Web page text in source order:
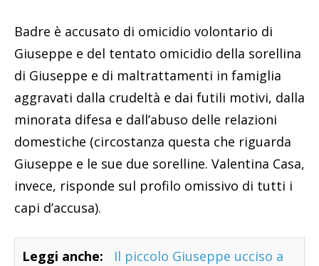
Badre è accusato di omicidio volontario di
Giuseppe e del tentato omicidio della sorellina
di Giuseppe e di maltrattamenti in famiglia
aggravati dalla crudeltà e dai futili motivi, dalla
minorata difesa e dall’abuso delle relazioni
domestiche (circostanza questa che riguarda
Giuseppe e le sue due sorelline. Valentina Casa,
invece, risponde sul profilo omissivo di tutti i
capi d’accusa).
Leggi anche:
Il piccolo Giuseppe ucciso a